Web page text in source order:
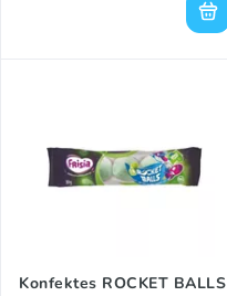
Konfektes ROCKET BALLS